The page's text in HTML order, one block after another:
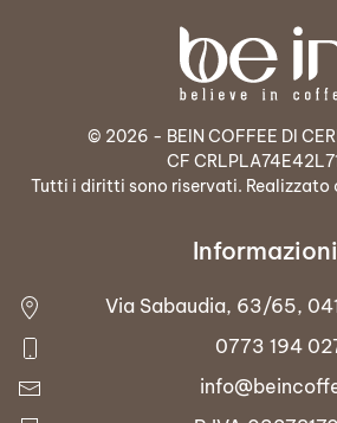
© 2026 - BEIN COFFEE DI
CF
Tutti i diritti sono riservati. Realizzato
Informazioni
Via Sabaudia, 63/65,
0773 194